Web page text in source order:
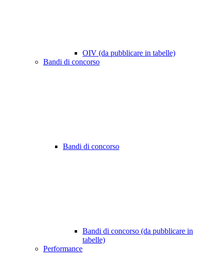
OIV (da pubblicare in tabelle)
Bandi di concorso
Bandi di concorso
Bandi di concorso (da pubblicare in
tabelle)
Performance